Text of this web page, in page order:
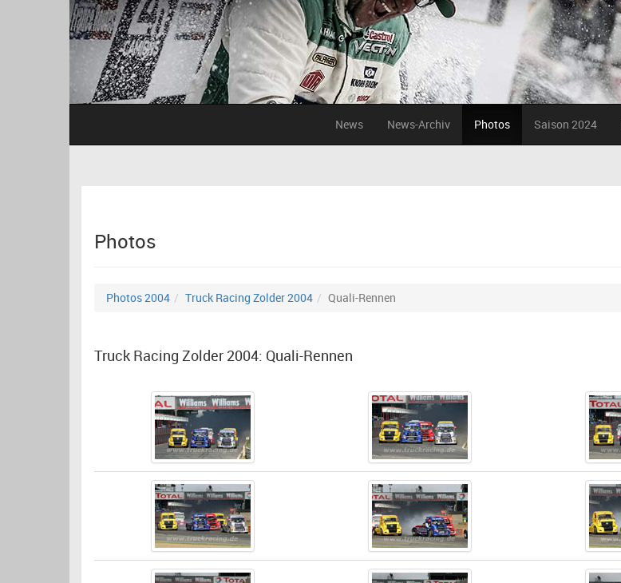
News News-Archiv Photos Saison 2024
Photos
Photos 2004 Truck Racing Zolder 2004 Quali-Rennen
Truck Racing Zolder 2004: Quali-Rennen